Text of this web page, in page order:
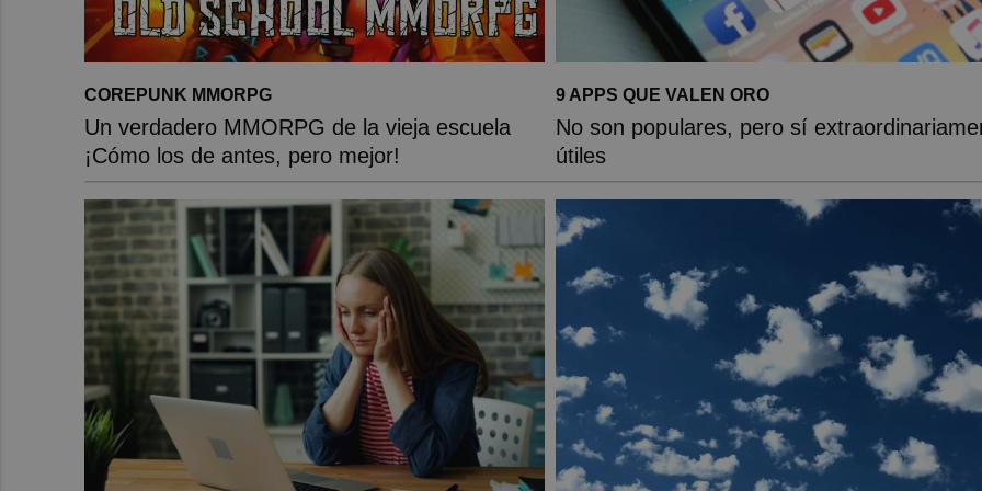
COREPUNK MMORPG
Un verdadero MMORPG de la vieja escuela
¡Cómo los de antes, pero mejor!
9 APPS QUE VALEN ORO
No son populares, pero sí
útiles